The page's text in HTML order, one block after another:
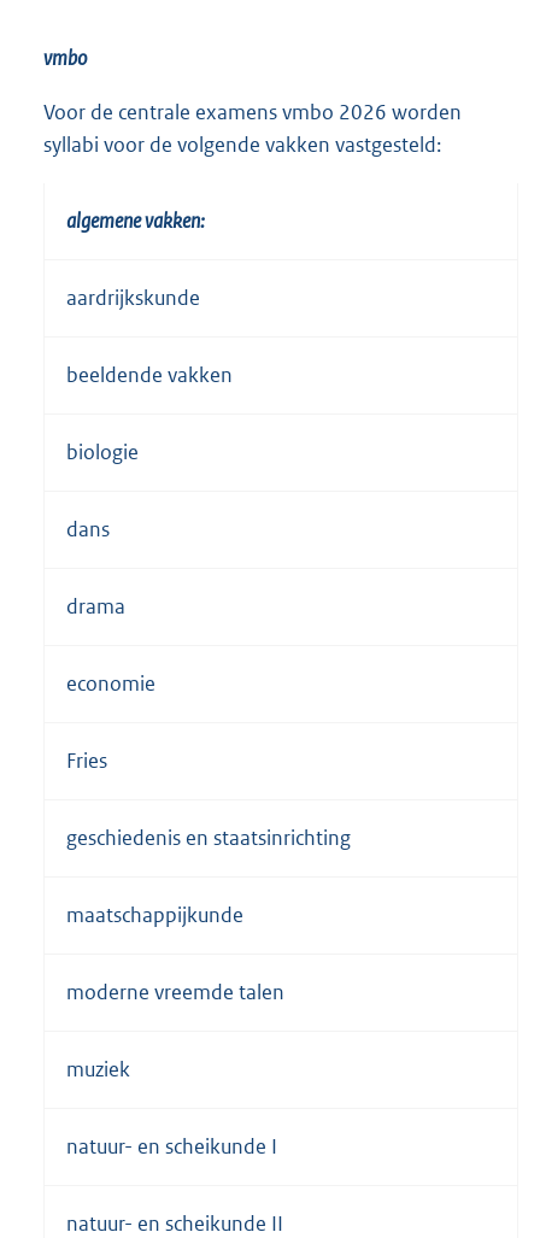
vmbo
Voor de centrale examens vmbo 2026 worden
syllabi voor de volgende vakken vastgesteld:
algemene vakken:
aardrijkskunde
beeldende vakken
biologie
dans
drama
economie
Fries
geschiedenis en staatsinrichting
maatschappijkunde
moderne vreemde talen
muziek
natuur- en scheikunde I
natuur- en scheikunde II